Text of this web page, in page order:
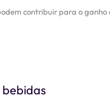
contribuir para o ganho
bebidas